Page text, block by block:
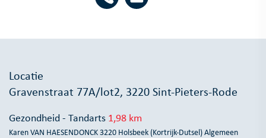
Locatie
Gravenstraat 77A/lot2, 3220 Sint-Pieters-Rode
Gezondheid - Tandarts 1,98 km
Karen VAN HAESENDONCK 3220 Holsbeek (Kortrijk-Dutsel) Algemeen